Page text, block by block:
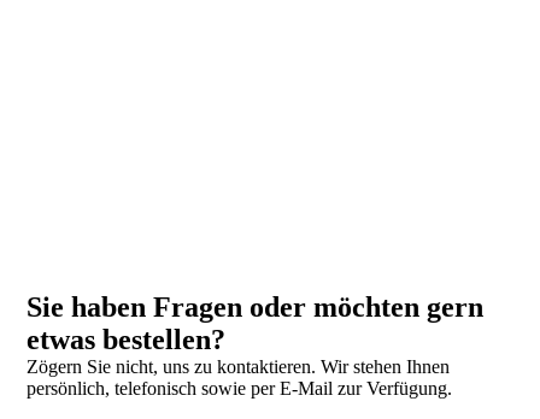
Sie haben Fragen oder möchten gern
etwas bestellen?
Zögern Sie nicht, uns zu kontaktieren. Wir stehen Ihnen
persönlich, telefonisch sowie per E-Mail zur Verfügung.